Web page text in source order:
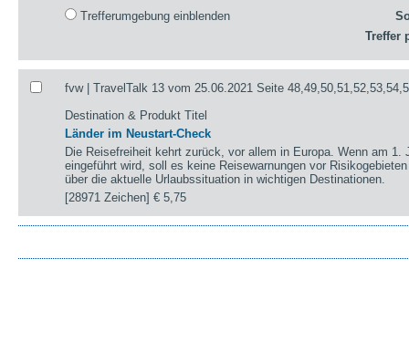
Trefferumgebung einblenden
Treffer
fvw | TravelTalk 13 vom 25.06.2021 Seite
Destination & Produkt Titel
Länder im Neustart-Check
Die Reisefreiheit kehrt zurück, vor allem in Europa. Wenn am 1.
eingeführt wird, soll es keine Reisewarnungen vor
über die aktuelle Urlaubssituation in wichtigen Destinationen.
[28971 Zeichen]€ 5,75